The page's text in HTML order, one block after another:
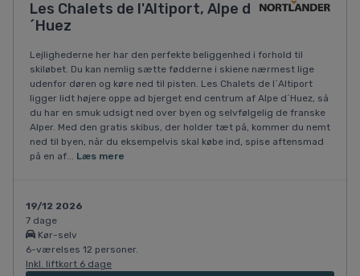
Les Chalets de l'Altiport, Alpe d
´Huez
Lejlighederne her har den perfekte beliggenhed i forhold til
skiløbet. Du kan nemlig sætte fødderne i skiene nærmest lige
udenfor døren og køre ned til pisten. Les Chalets de l´Altiport
ligger lidt højere oppe ad bjerget end centrum af Alpe d´Huez, så
du har en smuk udsigt ned over byen og selvfølgelig de franske
Alper. Med den gratis skibus, der holder tæt på, kommer du nemt
ned til byen, når du eksempelvis skal købe ind, spise aftensmad
på en af... Læs mere
19/12 2026
7 dage
Kør-selv
6-værelses 12 personer.
Inkl. liftkort 6 dage